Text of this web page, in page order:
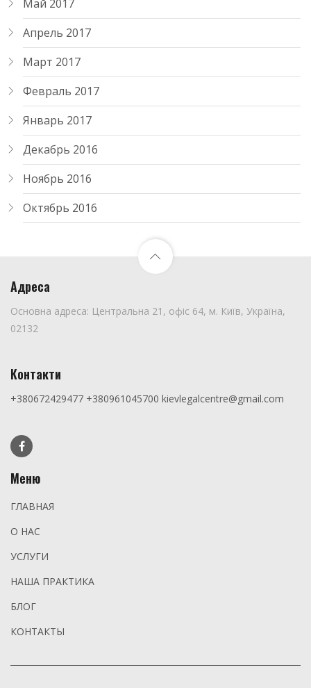
Май 2017
Апрель 2017
Март 2017
Февраль 2017
Январь 2017
Декабрь 2016
Ноябрь 2016
Октябрь 2016
Адреса
Основна адреса: Центральна 21, офіс 64, м. Київ, Україна,
02132
Контакти
+380672429477 +380961045700 kievlegalcentre@gmail.com
Меню
ГЛАВНАЯ
О НАС
УСЛУГИ
НАША ПРАКТИКА
БЛОГ
КОНТАКТЫ